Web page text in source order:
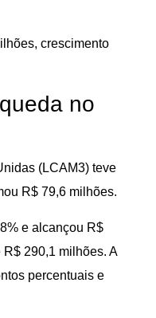
crescimento
no
(LCAM3) teve
R$ 79,6 milhões.
e alcançou R$
290,1 milhões. A
percentuais e